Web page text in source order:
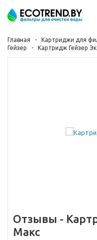
Главная Картриджи для
Гейзер
Картридж Гейзер
Отзывы -
Макс